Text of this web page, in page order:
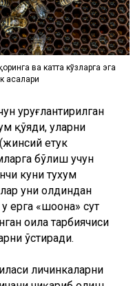
уруғлантирилган
қўяди, уларни
етук
бўлиш учун
куни тухум
уни олдиндан
оила тарбиячиси
ўстиради.
личинкаларни
чиқариб олиш
ҳужайра – таҳр.)
пайтдан бошлаб
бўлган цикл 16
жуфтлашиш
сўнг ва эркак
асаларилар билан